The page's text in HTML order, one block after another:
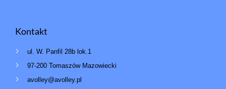
Kontakt
ul. W. Panfil 28b lok.1
97-200 Tomaszów Mazowiecki
avolley@avolley.pl